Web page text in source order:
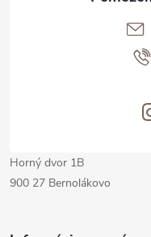
Horný dvor 1B
900 27 Bernolákovo